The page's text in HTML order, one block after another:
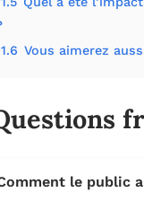
Vous aimerez
le public